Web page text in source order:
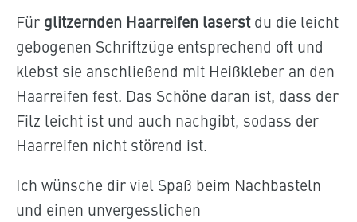
Für glitzernden Haarreifen laserstdu die leicht
gebogenen Schriftzüge entsprechend oft und
klebst sie anschließend mit Heißkleber an den
Haarreifen fest. Das Schöne daran ist, dass der
Filz leicht ist und auch nachgibt, sodass der
Haarreifen nicht störend ist.
Ich wünsche dir viel Spaß beim Nachbasteln
und einen unvergesslichen